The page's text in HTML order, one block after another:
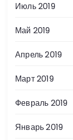
Июль 2019
Май 2019
Апрель 2019
Март 2019
Февраль 2019
Январь 2019